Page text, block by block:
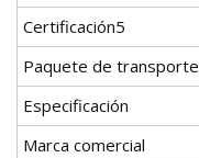
Certificación5
Paquete de transporte
Especificación
Marca comercial